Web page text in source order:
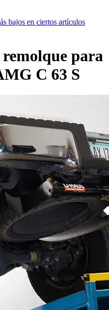
bajos en ciertos artículos
para
C 63 S